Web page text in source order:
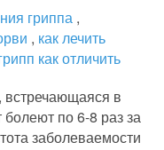
гриппа ,
, как лечить
как отличить
в
болеют по 6-8 раз за
заболеваемости